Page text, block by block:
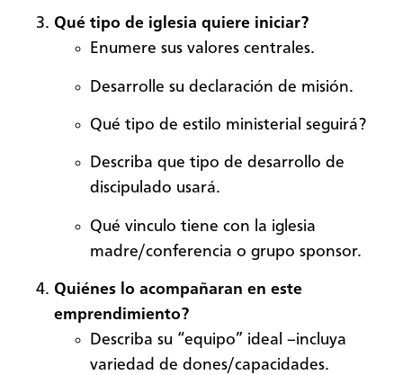
Qué tipo de iglesia quiere iniciar?
Enumere sus valores centrales.
Desarrolle su declaración de misión.
Qué tipo de estilo ministerial seguirá?
Describa que tipo de desarrollo de
discipulado usará.
Qué vinculo tiene con la iglesia
madre/conferencia o grupo sponsor.
Quiénes lo acompañaran en este
emprendimiento?
Describa su “equipo” ideal –incluya
variedad de dones/capacidades.